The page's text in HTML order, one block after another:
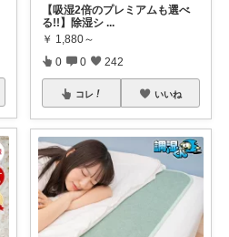
【吸湿2倍のプレミアムも選べ
る!!】除湿シ ...
￥ 1,880～
0 0 242
コレ いいね